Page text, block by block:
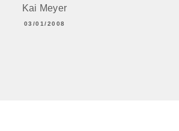
Kai Meyer
03/01/2008